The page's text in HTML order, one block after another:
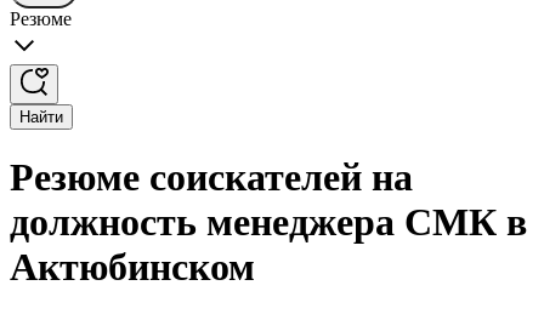
Резюме
Найти
Резюме соискателей на
должность менеджера СМК в
Актюбинском